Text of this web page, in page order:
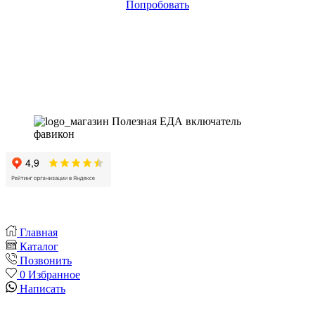
Попробовать
Главная
Каталог
Позвонить
0 Избранное
Написать